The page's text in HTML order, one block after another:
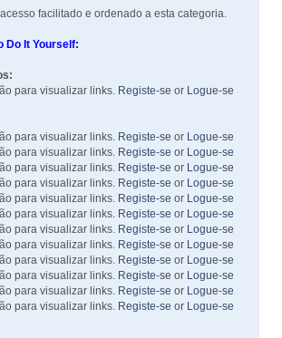
facilitado e ordenado a esta categoria.
Do It Yourself:
para visualizar links. Registe-se or Logue-se
para visualizar links. Registe-se or Logue-se
para visualizar links. Registe-se or Logue-se
para visualizar links. Registe-se or Logue-se
para visualizar links. Registe-se or Logue-se
para visualizar links. Registe-se or Logue-se
para visualizar links. Registe-se or Logue-se
para visualizar links. Registe-se or Logue-se
para visualizar links. Registe-se or Logue-se
para visualizar links. Registe-se or Logue-se
para visualizar links. Registe-se or Logue-se
para visualizar links. Registe-se or Logue-se
para visualizar links. Registe-se or Logue-se